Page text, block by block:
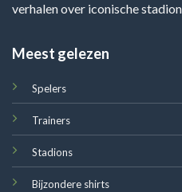
verhalen over iconische
Meest gelezen
Spelers
Trainers
Stadions
Bijzondere shirts